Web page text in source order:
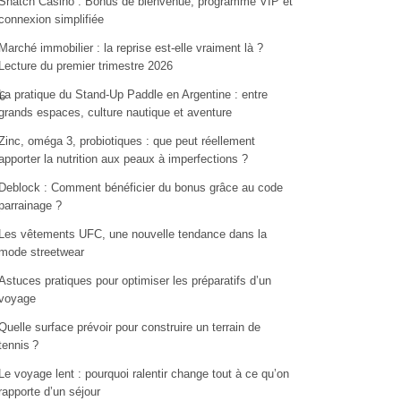
simplifiée
immobilier : la reprise est-elle vraiment là ?
du premier trimestre 2026
pratique du Stand-Up Paddle en Argentine : entre
espaces, culture nautique et aventure
oméga 3, probiotiques : que peut réellement
la nutrition aux peaux à imperfections ?
: Comment bénéficier du bonus grâce au code
?
vêtements UFC, une nouvelle tendance dans la
streetwear
pratiques pour optimiser les préparatifs d’un
surface prévoir pour construire un terrain de
?
voyage lent : pourquoi ralentir change tout à ce qu’on
d’un séjour